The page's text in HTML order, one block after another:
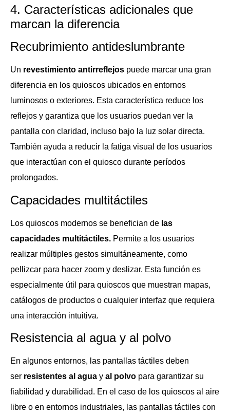
4. Características adicionales que
marcan la diferencia
Recubrimiento antideslumbrante
Un revestimiento antirreflejos puede marcar una gran
diferencia en los quioscos ubicados en entornos
luminosos o exteriores. Esta característica reduce los
reflejos y garantiza que los usuarios puedan ver la
pantalla con claridad, incluso bajo la luz solar directa.
También ayuda a reducir la fatiga visual de los usuarios
que interactúan con el quiosco durante períodos
prolongados.
Capacidades multitáctiles
Los quioscos modernos se benefician de las
capacidades multitáctiles. Permite a los usuarios
realizar múltiples gestos simultáneamente, como
pellizcar para hacer zoom y deslizar. Esta función es
especialmente útil para quioscos que muestran mapas,
catálogos de productos o cualquier interfaz que requiera
una interacción intuitiva.
Resistencia al agua y al polvo
En algunos entornos, las pantallas táctiles deben
ser resistentes al agua y al polvo para garantizar su
fiabilidad y durabilidad. En el caso de los quioscos al aire
libre o en entornos industriales, las pantallas táctiles con